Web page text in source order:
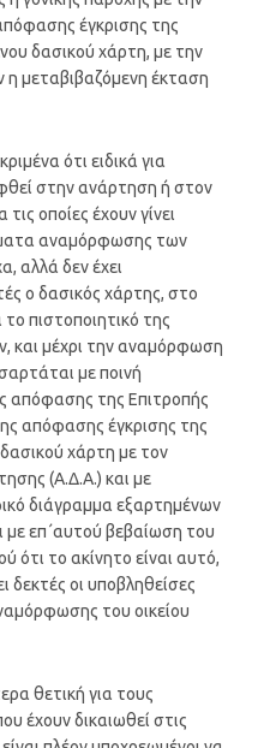
έγκρισης της
δασικού χάρτη, με την
η μεταβιβαζόμενη έκταση
ότι ειδικά για
στην ανάρτηση ή στον
οποίες έχουν γίνει
αναμόρφωσης των
αλλά δεν έχει
ο δασικός χάρτης, στο
πιστοποιητικό της
και μέχρι την αναμόρφωση
με ποινή
απόφασης της Επιτροπής
απόφασης έγκρισης της
χάρτη με τον
(Α.Δ.Α.) και με
διάγραμμα εξαρτημένων
με επ΄αυτού βεβαίωση του
ότι το ακίνητο είναι αυτό,
δεκτές οι υποβληθείσες
του οικείου
θετική για τους
έχουν δικαιωθεί στις